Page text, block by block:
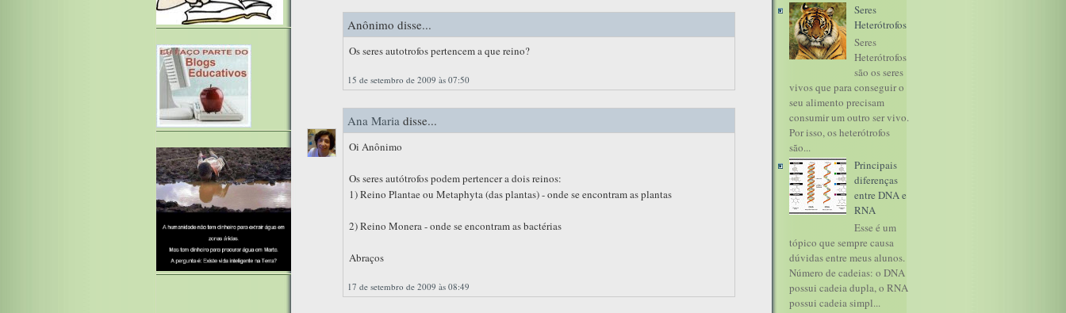
Anônimo disse...
Os seres autotrofos pertencem a que reino?
15 de setembro de 2009 às 07:50
Ana Maria disse...
Oi Anônimo
Os seres autótrofos podem pertencer a dois reinos:
1) Reino Plantae ou Metaphyta (das plantas) - onde se encontram as plantas
2) Reino Monera - onde se encontram as bactérias
Abraços
17 de setembro de 2009 às 08:49
Seres
Heterótrofos
Seres
Heterótrofos
são os seres
vivos que para conseguir o
seu alimento precisam
consumir um outro ser vivo.
Por isso, os heterótrofos
são...
Principais
diferenças
entre DNA e
RNA
Esse é um
tópico que sempre causa
dúvidas entre meus alunos.
Número de cadeias: o DNA
possui cadeia dupla, o RNA
possui cadeia simpl...